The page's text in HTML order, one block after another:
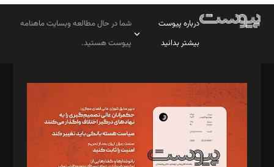
درباره پیوست
بیشتر بدانید
شما در حال مطالعه وبسایت ماهنامه
پیوست هستید.
مدیر مسئول: محمدباقر اثنی‌عشری
سردبیر: مهرک محمودی
دبیر تحریریه: میثم قاسمی
د‌بیر ناداستان: سمانه سمیع
د‌بیر خدمت و تجارت: ابوالفضل رجبی